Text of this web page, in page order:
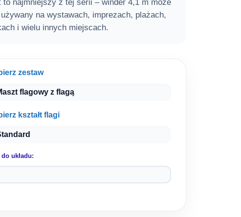
to najmniejszy z tej serii – winder 4,1 m może
na wystawach, imprezach, plażach,
i wielu innych miejscach.
zestaw
kształt flagi
układu: